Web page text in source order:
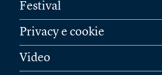
Festival
Privacy e cookie
Video